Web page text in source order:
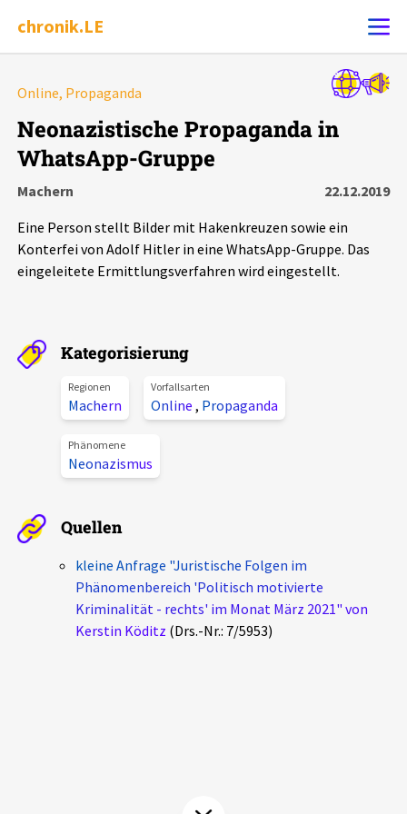
chronik.LE
Chronik
Leipziger Zustände
Phänomene
Alle Beiträge
Veranstaltungen
Podcasts
Projektbeschreibung
Kontakt
Unterstützer_innen
Online, Propaganda
Neonazistische Propaganda in
WhatsApp-Gruppe
Machern
22.12.2019
Eine Person stellt Bilder mit Hakenkreuzen sowie ein
Konterfei von Adolf Hitler in eine WhatsApp-Gruppe. Das
eingeleitete Ermittlungsverfahren wird eingestellt.
Kategorisierung
Regionen
Machern
Vorfallsarten
Online , Propaganda
Phänomene
Neonazismus
Quellen
kleine Anfrage "Juristische Folgen im
Phänomenbereich 'Politisch motivierte
Kriminalität - rechts' im Monat März 2021" von
Kerstin Köditz (Drs.-Nr.: 7/5953)
Alle Ereignisse
Ereignisse
Ereignisse Statistik